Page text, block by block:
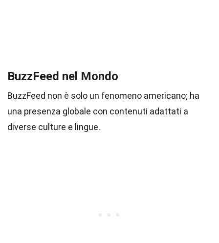
BuzzFeed nel Mondo
BuzzFeed non è solo un fenomeno americano; ha
una presenza globale con contenuti adattati a
diverse culture e lingue.